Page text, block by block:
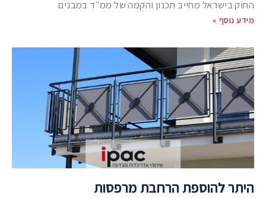
החוק בישראל מחייב תכנון והקמה של ממ״ד במבנים
מידע נוסף »
היתר להוספת הרחבת מרפסות